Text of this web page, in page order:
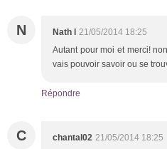
N Nath l 21/05/2014 18:25
Autant pour moi et merci!
vais pouvoir savoir ou se
Répondre
C chantal02 21/05/2014 18:25